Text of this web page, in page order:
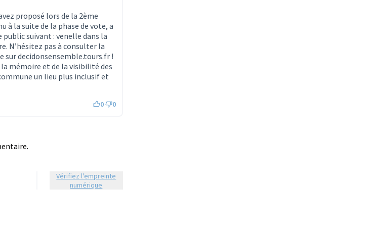
proposé lors de la 2ème
à la suite de la phase de vote, a
suivant : venelle dans la
N’hésitez pas à consulter la
sur decidonsensemble.tours.fr !
mémoire et de la visibilité des
un lieu plus inclusif et
0 0
Vérifiez l'empreinte
numérique